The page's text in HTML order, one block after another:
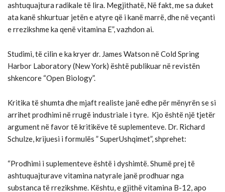
ashtuquajtura radikale të lira. Megjithatë, Në fakt, me sa duket
ata kanë shkurtuar jetën e atyre që i kanë marrë, dhe në veçanti
e rrezikshme ka qenë vitamina E”, vazhdon ai.
Studimi, të cilin e ka kryer dr. James Watson në Cold Spring
Harbor Laboratory (New York) është publikuar në revistën
shkencore “Open Biology”.
Kritika të shumta dhe mjaft realiste janë edhe për mënyrën se si
arrihet prodhimi në rrugë industriale i tyre. Kjo është një tjetër
argument në favor të kritikëve të suplementeve. Dr. Richard
Schulze, krijuesi i formulës ” SuperUshqimet”, shprehet:
“Prodhimi i suplementeve është i dyshimtë. Shumë prej të
ashtuquajturave vitamina natyrale janë prodhuar nga
substanca të rrezikshme. Kështu, e gjithë vitamina B-12, apo